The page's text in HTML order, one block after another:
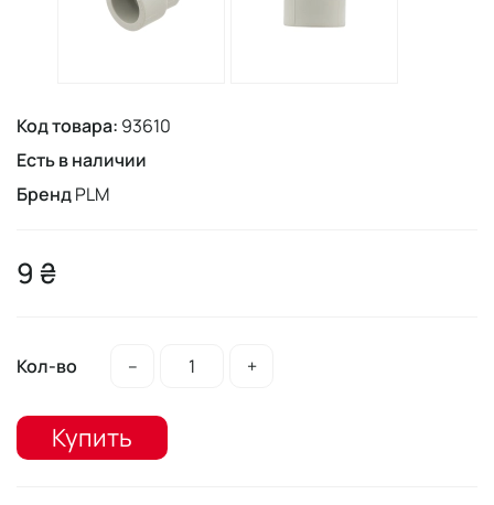
Код товара: 93610
Есть в наличии
БрендPLM
9 ₴
Кол-во – +
Купить